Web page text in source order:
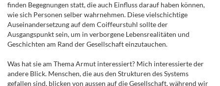
finden Begegnungen statt, die auch Einfluss darauf haben können,
wie sich Personen selber wahrnehmen. Diese vielschichtige
Auseinandersetzung auf dem Coiffeurstuhl sollte der
Ausgangspunkt sein, um in verborgene Lebensrealitäten und
Geschichten am Rand der Gesellschaft einzutauchen.
Was hat sie am Thema Armut interessiert? Mich interessierte der
andere Blick. Menschen, die aus den Strukturen des Systems
gefallen sind, blicken von aussen auf die Gesellschaft, während wir